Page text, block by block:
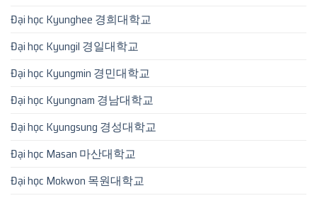
Đại học Kyunghee 경희대학교
Đại học Kyungil 경일대학교
Đại học Kyungmin 경민대학교
Đại học Kyungnam 경남대학교
Đại học Kyungsung 경성대학교
Đại học Masan 마산대학교
Đại học Mokwon 목원대학교